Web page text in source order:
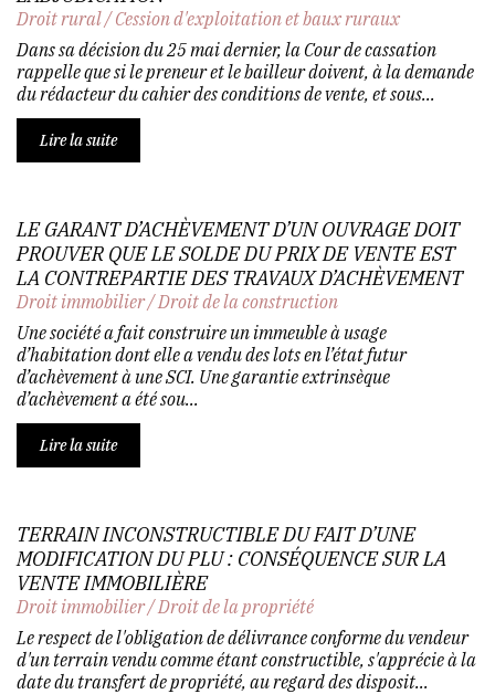
Droit rural/Cession d'exploitation et baux ruraux
Dans sa décision du 25 mai dernier, la Cour de cassation
rappelle que si le preneur et le bailleur doivent, à la demande
du rédacteur du cahier des conditions de vente, et sous...
Lire la suite
LE GARANT D’ACHÈVEMENT D’UN OUVRAGE DOIT
PROUVER QUE LE SOLDE DU PRIX DE VENTE EST
LA CONTREPARTIE DES TRAVAUX D’ACHÈVEMENT
Droit immobilier/Droit de la construction
Une société a fait construire un immeuble à usage
d’habitation dont elle a vendu des lots en l’état futur
d’achèvement à une SCI. Une garantie extrinsèque
d’achèvement a été sou...
Lire la suite
TERRAIN INCONSTRUCTIBLE DU FAIT D’UNE
MODIFICATION DU PLU : CONSÉQUENCE SUR LA
VENTE IMMOBILIÈRE
Droit immobilier/Droit de la propriété
Le respect de l'obligation de délivrance conforme du vendeur
d'un terrain vendu comme étant constructible, s'apprécie à la
date du transfert de propriété, au regard des disposit...